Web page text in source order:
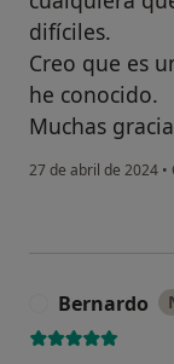
difíciles.
Creo que es
he conocido.
Muchas
27 de abril de 2024 •
Bernardo